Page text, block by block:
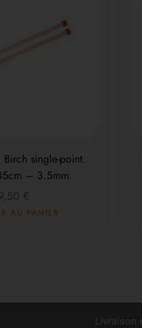
Birch single-point.
– 3.5mm
€
AU PANIER